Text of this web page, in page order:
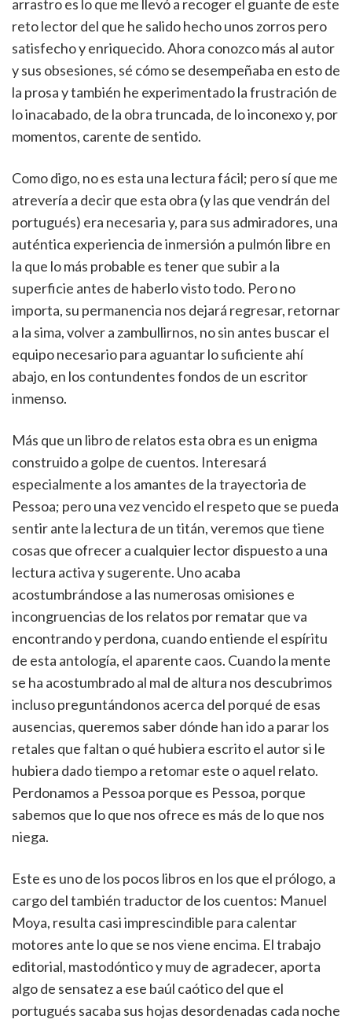
arrastro es lo que me llevó a recoger el guante de este
reto lector del que he salido hecho unos zorros pero
satisfecho y enriquecido. Ahora conozco más al autor
y sus obsesiones, sé cómo se desempeñaba en esto de
la prosa y también he experimentado la frustración de
lo inacabado, de la obra truncada, de lo inconexo y, por
momentos, carente de sentido.
Como digo, no es esta una lectura fácil; pero sí que me
atrevería a decir que esta obra (y las que vendrán del
portugués) era necesaria y, para sus admiradores, una
auténtica experiencia de inmersión a pulmón libre en
la que lo más probable es tener que subir a la
superficie antes de haberlo visto todo. Pero no
importa, su permanencia nos dejará regresar, retornar
a la sima, volver a zambullirnos, no sin antes buscar el
equipo necesario para aguantar lo suficiente ahí
abajo, en los contundentes fondos de un escritor
inmenso.
Más que un libro de relatos esta obra es un enigma
construido a golpe de cuentos. Interesará
especialmente a los amantes de la trayectoria de
Pessoa; pero una vez vencido el respeto que se pueda
sentir ante la lectura de un titán, veremos que tiene
cosas que ofrecer a cualquier lector dispuesto a una
lectura activa y sugerente. Uno acaba
acostumbrándose a las numerosas omisiones e
incongruencias de los relatos por rematar que va
encontrando y perdona, cuando entiende el espíritu
de esta antología, el aparente caos. Cuando la mente
se ha acostumbrado al mal de altura nos descubrimos
incluso preguntándonos acerca del porqué de esas
ausencias, queremos saber dónde han ido a parar los
retales que faltan o qué hubiera escrito el autor si le
hubiera dado tiempo a retomar este o aquel relato.
Perdonamos a Pessoa porque es Pessoa, porque
sabemos que lo que nos ofrece es más de lo que nos
niega.
Este es uno de los pocos libros en los que el prólogo, a
cargo del también traductor de los cuentos: Manuel
Moya, resulta casi imprescindible para calentar
motores ante lo que se nos viene encima. El trabajo
editorial, mastodóntico y muy de agradecer, aporta
algo de sensatez a ese baúl caótico del que el
portugués sacaba sus hojas desordenadas cada noche